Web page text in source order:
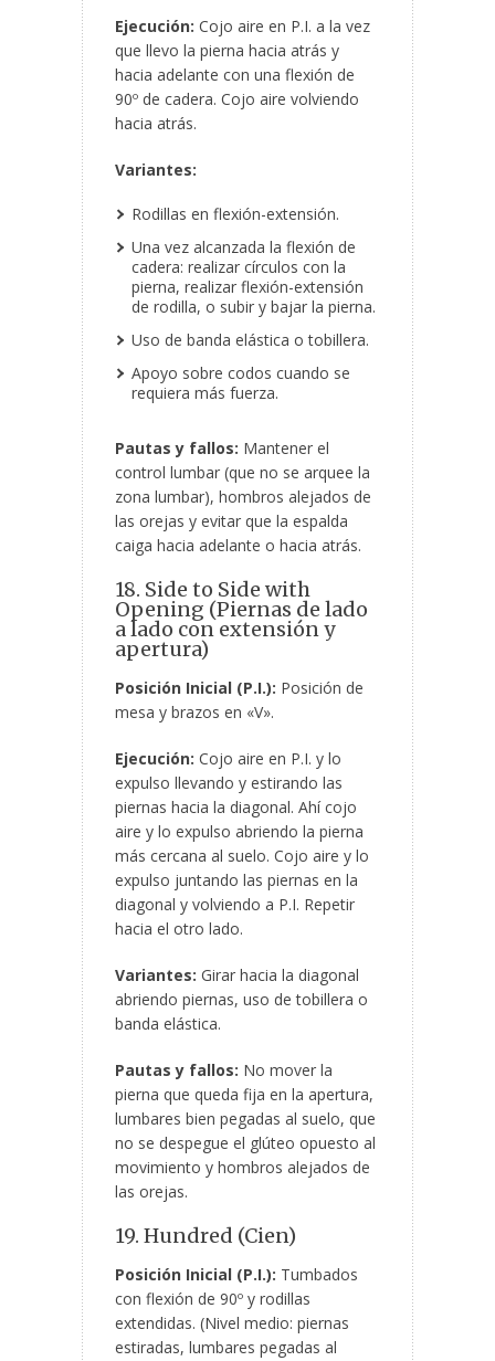
Ejecución: Cojo aire en P.I. a la vez
que llevo la pierna hacia atrás y
hacia adelante con una flexión de
90º de cadera. Cojo aire volviendo
hacia atrás.
Variantes:
Rodillas en flexión-extensión.
Una vez alcanzada la flexión de
cadera: realizar círculos con la
pierna, realizar flexión-extensión
de rodilla, o subir y bajar la pierna.
Uso de banda elástica o tobillera.
Apoyo sobre codos cuando se
requiera más fuerza.
Pautas y fallos: Mantener el
control lumbar (que no se arquee la
zona lumbar), hombros alejados de
las orejas y evitar que la espalda
caiga hacia adelante o hacia atrás.
18. Side to Side with
Opening (Piernas de lado
a lado con extensión y
apertura)
Posición Inicial (P.I.): Posición de
mesa y brazos en «V».
Ejecución: Cojo aire en P.I. y lo
expulso llevando y estirando las
piernas hacia la diagonal. Ahí cojo
aire y lo expulso abriendo la pierna
más cercana al suelo. Cojo aire y lo
expulso juntando las piernas en la
diagonal y volviendo a P.I. Repetir
hacia el otro lado.
Variantes: Girar hacia la diagonal
abriendo piernas, uso de tobillera o
banda elástica.
Pautas y fallos: No mover la
pierna que queda fija en la apertura,
lumbares bien pegadas al suelo, que
no se despegue el glúteo opuesto al
movimiento y hombros alejados de
las orejas.
19. Hundred (Cien)
Posición Inicial (P.I.): Tumbados
con flexión de 90º y rodillas
extendidas. (Nivel medio: piernas
estiradas, lumbares pegadas al